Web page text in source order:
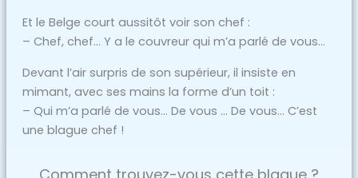
Et le Belge court aussitôt voir son chef :
– Chef, chef… Y a le couvreur qui m’a parlé de vous…
Devant l’air surpris de son supérieur, il insiste en
mimant, avec ses mains la forme d’un toit :
– Qui m’a parlé de vous… De vous … De vous… C’est
une blague chef !